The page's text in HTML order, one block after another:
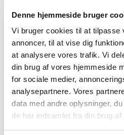
Denne hjemmeside bruger
Vi bruger cookies til at tilpasse
annoncer, til at vise dig
at analysere vores trafik. Vi
din brug af vores hjemmeside
for sociale medier,
analysepartnere. Vores
data med andre oplysninger,
de har indsamlet fra din brug af
flere mennesker kan
fastholde tilknytningen
kan f.eks. være
indsatser, hjælp til
Der igangsættes et
opsporing af sygdom for
risiko for sygdom, men
hjælp og hvor